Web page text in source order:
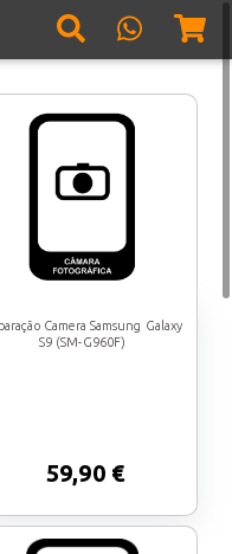
Camera Samsung Galaxy
S9 (SM-G960F)
59,90 €